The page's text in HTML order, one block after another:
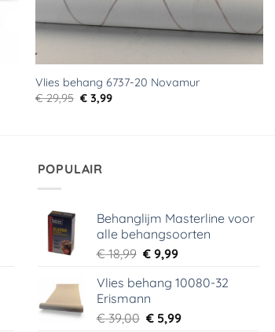
Vlies behang 6737-20 Novamur
€29,95 Oorspronkelijke
€ 3,99Huidige
POPULAIR
Behanglijm Masterline voor
alle behangsoorten
€18,99 Oorspronkelijke
was:
€ 18,99.
€ 9,99Huidige
is:
Vlies behang 10080-32
Erismann
€39,00 Oorspronkelijke
€ 5,99Huidige